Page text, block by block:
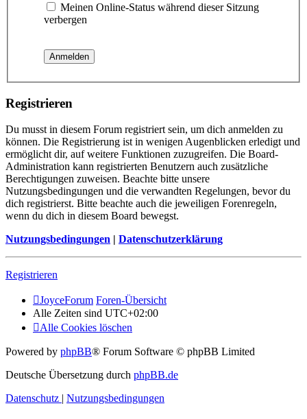
Meinen Online-Status während dieser Sitzung
verbergen
Registrieren
Du musst in diesem Forum registriert sein, um dich anmelden zu
können. Die Registrierung ist in wenigen Augenblicken erledigt und
ermöglicht dir, auf weitere Funktionen zuzugreifen. Die Board-
Administration kann registrierten Benutzern auch zusätzliche
Berechtigungen zuweisen. Beachte bitte unsere
Nutzungsbedingungen und die verwandten Regelungen, bevor du
dich registrierst. Bitte beachte auch die jeweiligen Forenregeln,
wenn du dich in diesem Board bewegst.
Nutzungsbedingungen | Datenschutzerklärung
Registrieren
JoyceForum Foren-Übersicht
Alle Zeiten sind UTC+02:00
Alle Cookies löschen
Powered by phpBB® Forum Software © phpBB Limited
Deutsche Übersetzung durch phpBB.de
Datenschutz | Nutzungsbedingungen